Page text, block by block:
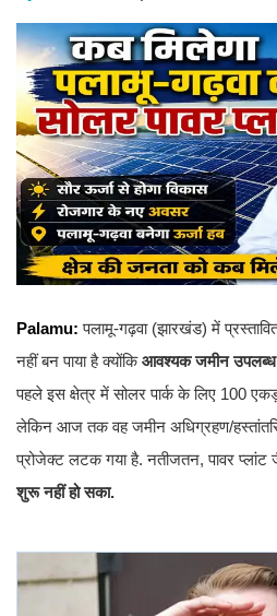
Palamu:पलामू-गढ़वा (झारखंड) में
नहीं बन पाया है क्योंकिआवश्यक जमीन उपलब्ध
पहले इस क्षेत्र में सोलर पार्क के लिए 100
लेकिन आज तक वह जमीन अधिग्रहण/
प्रोजेक्ट लटक गया है. नतीजतन, पावर
शुरू नहीं हो सका.